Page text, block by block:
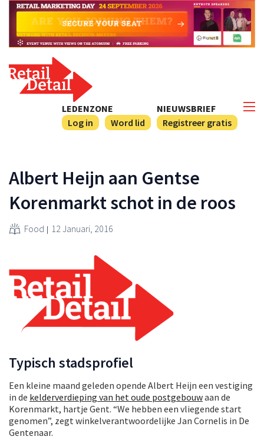
NIEUWSBRIEF
Registreer gratis
LEDENZONE
Log in
Word lid
Albert Heijn aan Gentse
Korenmarkt schot in de roos
Food 12 Januari, 2016
Typisch stadsprofiel
Een kleine maand geleden opende Albert Heijn een vestiging
in de kelderverdieping van het oude postgebouwaan de
Korenmarkt, hartje Gent. “We hebben een vliegende start
genomen”, zegt winkelverantwoordelijke Jan Cornelis in De
Gentenaar.